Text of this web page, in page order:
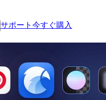
サポート 今すぐ購入